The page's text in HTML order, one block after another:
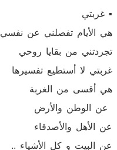
▪︎ غربتي
هي الأيام تفصلني عن نفسي
تجردتني من بقايا روحي
غربتي لا أستطيع تفسيرها
هي أقسى من الغربة
عن الوطن والأرض
عن الأهل والأصدقاء
عن البيت و كل الأشياء ..